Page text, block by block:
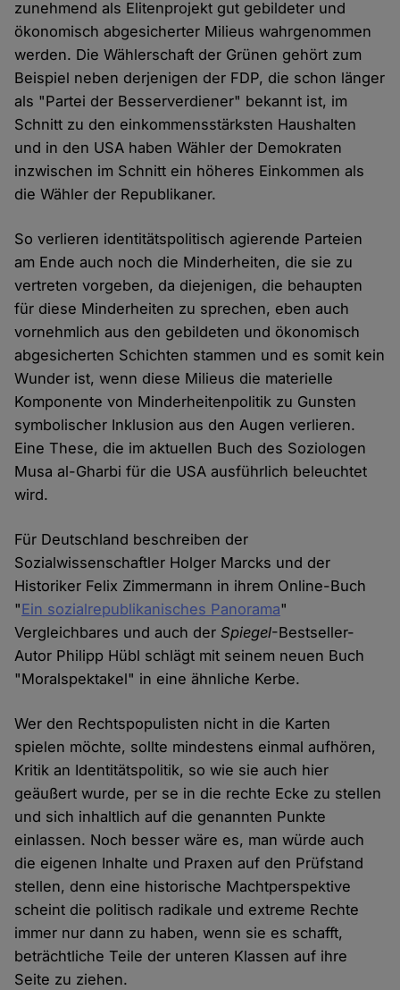
zunehmend als Elitenprojekt gut gebildeter und
ökonomisch abgesicherter Milieus wahrgenommen
werden. Die Wählerschaft der Grünen gehört zum
Beispiel neben derjenigen der FDP, die schon länger
als "Partei der Besserverdiener" bekannt ist, im
Schnitt zu den einkommensstärksten Haushalten
und in den USA haben Wähler der Demokraten
inzwischen im Schnitt ein höheres Einkommen als
die Wähler der Republikaner.
So verlieren identitätspolitisch agierende Parteien
am Ende auch noch die Minderheiten, die sie zu
vertreten vorgeben, da diejenigen, die behaupten
für diese Minderheiten zu sprechen, eben auch
vornehmlich aus den gebildeten und ökonomisch
abgesicherten Schichten stammen und es somit kein
Wunder ist, wenn diese Milieus die materielle
Komponente von Minderheitenpolitik zu Gunsten
symbolischer Inklusion aus den Augen verlieren.
Eine These, die im aktuellen Buch des Soziologen
Musa al-Gharbi für die USA ausführlich beleuchtet
wird.
Für Deutschland beschreiben der
Sozialwissenschaftler Holger Marcks und der
Historiker Felix Zimmermann in ihrem Online-Buch
"Ein sozialrepublikanisches Panorama"
Vergleichbares und auch derSpiegel-Bestseller-
Autor Philipp Hübl schlägt mit seinem neuen Buch
"Moralspektakel" in eine ähnliche Kerbe.
Wer den Rechtspopulisten nicht in die Karten
spielen möchte, sollte mindestens einmal aufhören,
Kritik an Identitätspolitik, so wie sie auch hier
geäußert wurde, per se in die rechte Ecke zu stellen
und sich inhaltlich auf die genannten Punkte
einlassen. Noch besser wäre es, man würde auch
die eigenen Inhalte und Praxen auf den Prüfstand
stellen, denn eine historische Machtperspektive
scheint die politisch radikale und extreme Rechte
immer nur dann zu haben, wenn sie es schafft,
beträchtliche Teile der unteren Klassen auf ihre
Seite zu ziehen.